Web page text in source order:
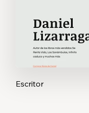
Escritor